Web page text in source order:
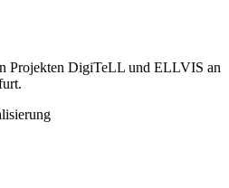
Projekten DigiTeLL und ELLVIS an